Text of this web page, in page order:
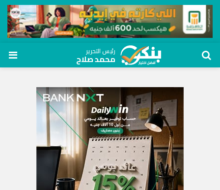
رئيس التحرير
محمد صلاح